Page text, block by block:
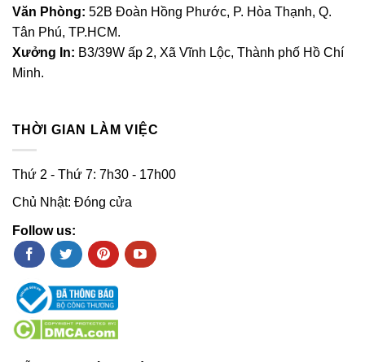
Văn Phòng: 52B Đoàn Hồng Phước, P. Hòa Thạnh, Q.
Tân Phú, TP.HCM.
Xưởng In: B3/39W ấp 2, Xã Vĩnh Lộc, Thành phố Hồ Chí
Minh.
THỜI GIAN LÀM VIỆC
Thứ 2 - Thứ 7: 7h30 - 17h00
Chủ Nhật: Đóng cửa
Follow us: